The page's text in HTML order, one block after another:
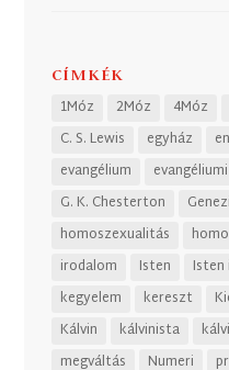
CÍMKÉK
1Móz 2Móz 4Móz
C. S. Lewis
egyház
evangélium
evangéliumi
G. K. Chesterton
homoszexualitás
irodalom
Isten Isten
kegyelem
kereszt
Kálvin
kálvinista
megváltás
Numeri